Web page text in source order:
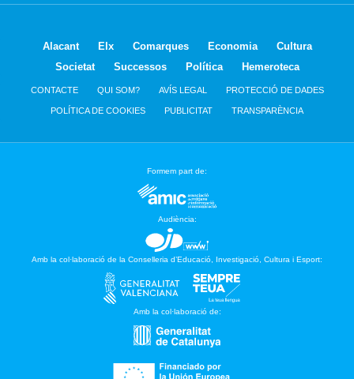
Alacant Elx Comarques Economia
Cultura
Societat
Successos Política Hemeroteca
CONTACTE QUI SOM? AVÍS LEGAL PROTECCIÓ DE DADES
POLÍTICA DE COOKIES PUBLICITAT TRANSPARÈNCIA
Formem part de:
Audiència:
Amb la col·laboració de la Conselleria d’Educació, Investigació, Cultura i Esport:
Amb la col·laboració de: